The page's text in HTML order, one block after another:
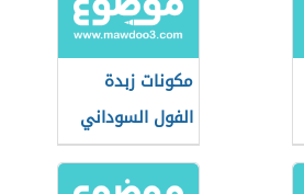
مكونات زبدة
الفول السوداني